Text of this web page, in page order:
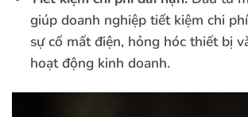
giúp doanh nghiệp tiết kiệm chi
sự cố mất điện, hỏng hóc thiết bị
hoạt động kinh doanh.